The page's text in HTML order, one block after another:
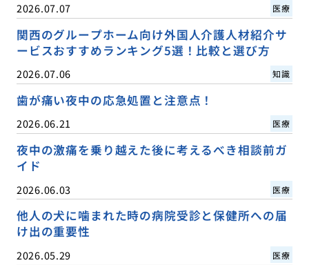
2026.07.07 医療
関西のグループホーム向け外国人介護人材紹介サ
ービスおすすめランキング5選！比較と選び方
2026.07.06 知識
歯が痛い夜中の応急処置と注意点！
2026.06.21 医療
夜中の激痛を乗り越えた後に考えるべき相談前ガ
イド
2026.06.03 医療
他人の犬に噛まれた時の病院受診と保健所への届
け出の重要性
2026.05.29 医療